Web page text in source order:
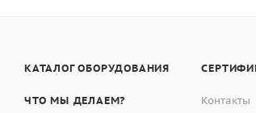
КАТАЛОГ ОБОРУДОВАНИЯ
ЧТО МЫ ДЕЛАЕМ?
Контакты